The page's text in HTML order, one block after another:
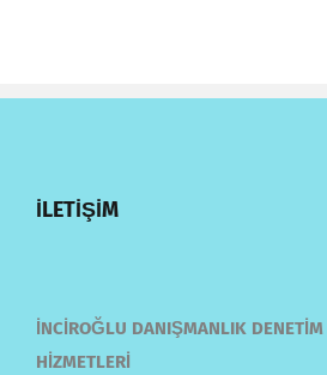
İLETİŞİM
İNCİROĞLU DANIŞMANLIK
HİZMETLERİ